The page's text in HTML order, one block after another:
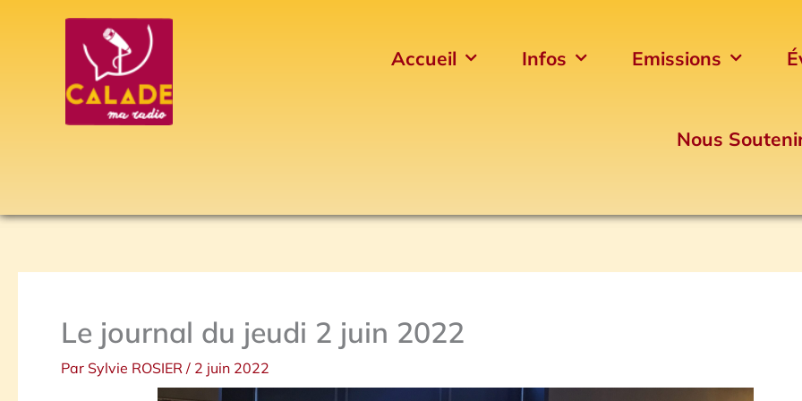
Accueil Infos Emissions
Nous
Le journal du jeudi 2 juin 2022
Par Sylvie ROSIER / 2 juin 2022